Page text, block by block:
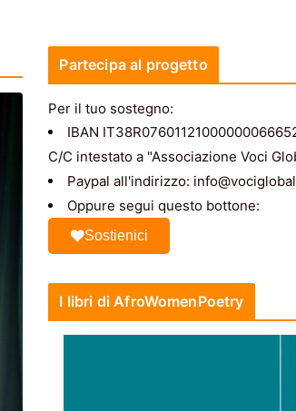
Partecipa al progetto
Per il tuo sostegno:
IBAN
C/C intestato a "Associazione Voci
Paypal all'indirizzo:
Oppure segui questo bottone:
Sostienici
I libri di AfroWomenPoetry